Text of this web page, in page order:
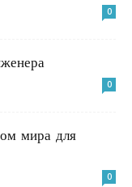
0
0
мира для
0